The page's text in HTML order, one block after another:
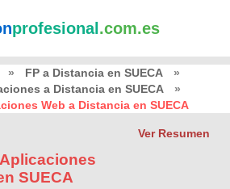
profesional .com.es
» FP a Distancia en SUECA
»
a Distancia en SUECA
»
Web a Distancia en SUECA
Ver Resumen
SUECA